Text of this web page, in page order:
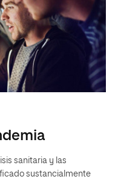
sanitaria y las
sustancialmente